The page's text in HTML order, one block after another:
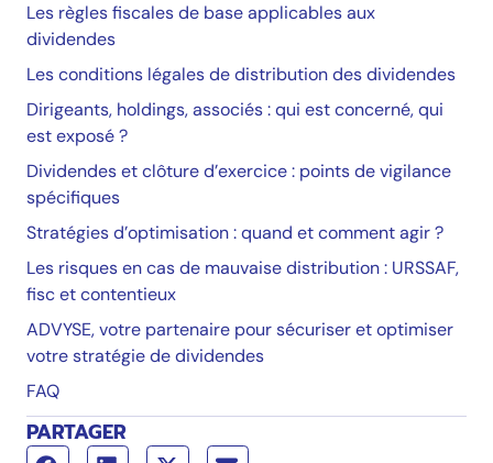
Les règles fiscales de base applicables aux
dividendes
Les conditions légales de distribution des dividendes
Dirigeants, holdings, associés : qui est concerné, qui
est exposé ?
Dividendes et clôture d’exercice : points de vigilance
spécifiques
Stratégies d’optimisation : quand et comment agir ?
Les risques en cas de mauvaise distribution : URSSAF,
fisc et contentieux
ADVYSE, votre partenaire pour sécuriser et optimiser
votre stratégie de dividendes
FAQ
PARTAGER